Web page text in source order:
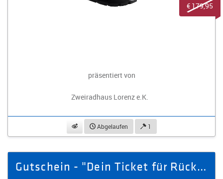
präsentiert von
Zweiradhaus Lorenz e.K.
beobachtenAbgelaufen 1
€ 179,95
Gutschein - "Dein Ticket für Rückenwind"